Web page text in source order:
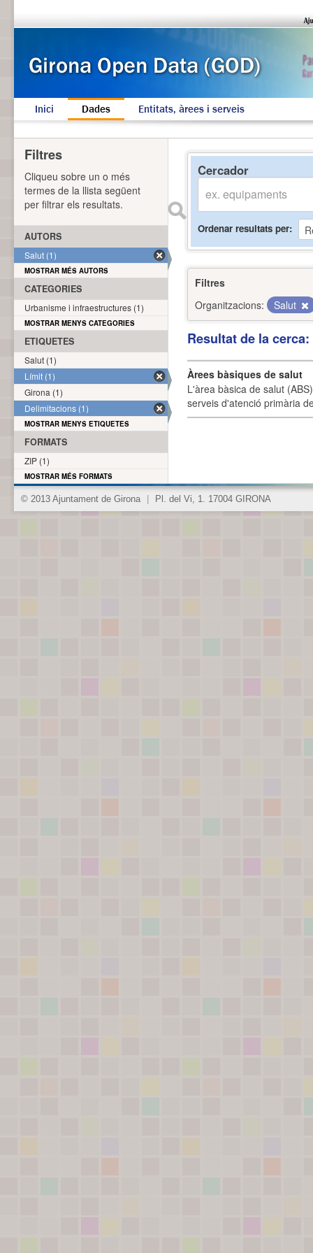
Inici Dades Entitats, àrees i serveis
Cercador
Ordenar resultats per
Filtres
Organitzacions:
Salut
Resultat de la
Àrees bàsiques de salut
L'àrea bàsica de salut
serveis d'atenció primària
Filtres
Cliqueu sobre un o més
termes de la llista següent
per filtrar els resultats.
AUTORS
Salut (1)
MOSTRAR MÉS AUTORS
CATEGORIES
Urbanisme i infraestructures (1)
MOSTRAR MENYS CATEGORIES
ETIQUETES
Salut (1)
Límit (1)
Girona (1)
Delimitacions (1)
MOSTRAR MENYS ETIQUETES
FORMATS
ZIP (1)
MOSTRAR MÉS FORMATS
© 2013 Ajuntament de Girona Pl. del Vi, 1. 17004 GIRONA